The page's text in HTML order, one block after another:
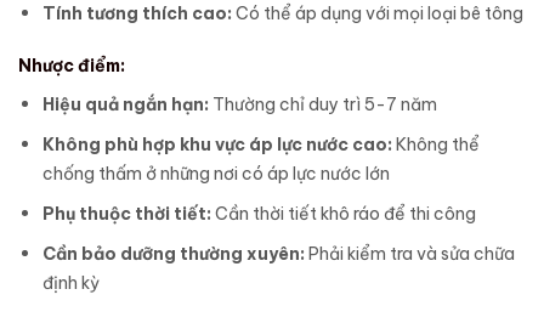
Tính tương thích cao: Có thể áp dụng với mọi loại bê tông
Nhược điểm:
Hiệu quả ngắn hạn: Thường chỉ duy trì 5-7 năm
Không phù hợp khu vực áp lực nước cao: Không thể
chống thấm ở những nơi có áp lực nước lớn
Phụ thuộc thời tiết: Cần thời tiết khô ráo để thi công
Cần bảo dưỡng thường xuyên: Phải kiểm tra và sửa chữa
định kỳ